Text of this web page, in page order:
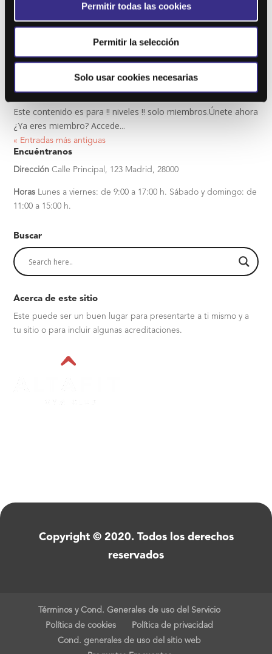
Permitir todas las cookies
Permitir la selección
Solo usar cookies necesarias
GBOX 50
Este contenido es para !! niveles !! solo miembros.Únete ahora
¿Ya eres miembro? Accede...
« Entradas más antiguas
Encuéntranos
Dirección Calle Principal, 123 Madrid, 28000
Horas Lunes a viernes: de 9:00 a 17:00 h. Sábado y domingo: de
11:00 a 15:00 h.
Buscar
Acerca de este sitio
Este puede ser un buen lugar para presentarte a ti mismo y a
tu sitio o para incluir algunas acreditaciones.
Copyright © 2020. Todos los derechos
reservados
Términos y Cond. Generales de uso del Servicio
Política de cookies
Política de privacidad
Cond. generales de uso del sitio web